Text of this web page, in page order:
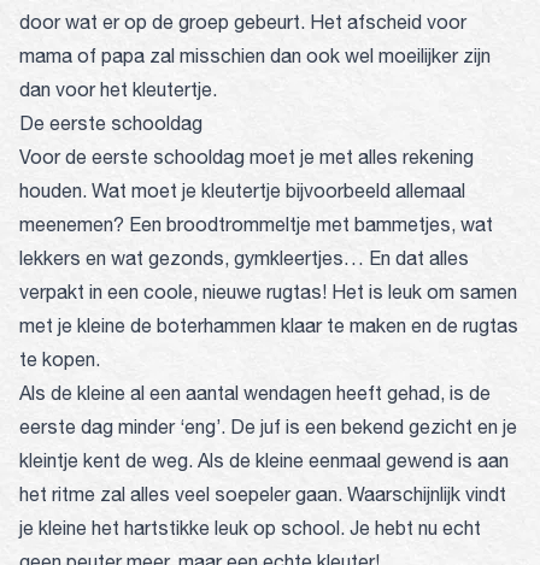
door wat er op de groep gebeurt. Het afscheid voor
mama of papa zal misschien dan ook wel moeilijker zijn
dan voor het kleutertje.
De eerste schooldag
Voor de eerste schooldag moet je met alles rekening
houden. Wat moet je kleutertje bijvoorbeeld allemaal
meenemen? Een broodtrommeltje met bammetjes, wat
lekkers en wat gezonds, gymkleertjes… En dat alles
verpakt in een coole, nieuwe rugtas! Het is leuk om samen
met je kleine de boterhammen klaar te maken en de rugtas
te kopen.
Als de kleine al een aantal wendagen heeft gehad, is de
eerste dag minder ‘eng’. De juf is een bekend gezicht en je
kleintje kent de weg. Als de kleine eenmaal gewend is aan
het ritme zal alles veel soepeler gaan. Waarschijnlijk vindt
je kleine het hartstikke leuk op school. Je hebt nu echt